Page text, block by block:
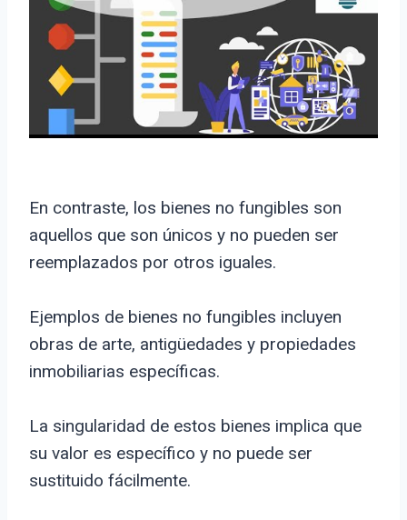
En contraste, los bienes no fungibles son
aquellos que son únicos y no pueden ser
reemplazados por otros iguales.
Ejemplos de bienes no fungibles incluyen
obras de arte, antigüedades y propiedades
inmobiliarias específicas.
La singularidad de estos bienes implica que
su valor es específico y no puede ser
sustituido fácilmente.